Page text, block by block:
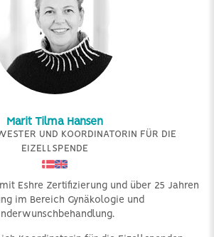
Marit Tilma Hansen
UND KOORDINATORIN FÜR DIE
EIZELLSPENDE
Eshre Zertifizierung und über 25 Jahren
im Bereich Gynäkologie und